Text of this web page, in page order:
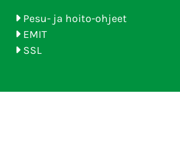
Pesu- ja hoito-ohjeet
EMIT
SSL